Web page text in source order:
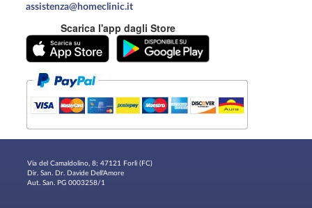
assistenza@homeclinic.it
Scarica l'app dagli Store
Via del Camaldolino, 8; 47121 Forlì (FC)
Dir. San. Dr. Davide Dell'Amore
Aut. San. PG 0003258/1